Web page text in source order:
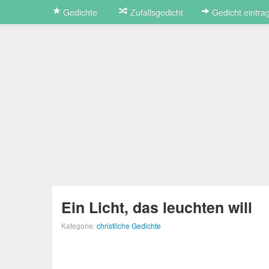
Gedichte Zufallsgedicht Gedicht
Ein Licht, das leuchten will
Kategorie:christliche Gedichte